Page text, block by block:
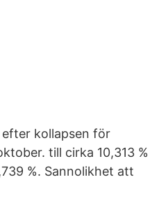
kollapsen för
till cirka 10,313 %
%. Sannolikhet att